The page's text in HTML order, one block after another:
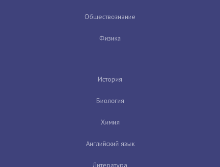
Обществознание
Физика
История
Биология
Химия
Английский язык
Литература